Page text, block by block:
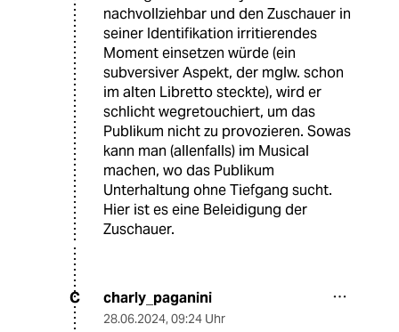
nachvollziehbar und den Zuschauer in
seiner Identifikation irritierendes
Moment einsetzen würde (ein
subversiver Aspekt, der mglw. schon
im alten Libretto steckte), wird er
schlicht wegretouchiert, um das
Publikum nicht zu provozieren. Sowas
kann man (allenfalls) im Musical
machen, wo das Publikum
Unterhaltung ohne Tiefgang sucht.
Hier ist es eine Beleidigung der
Zuschauer.
C charly_paganini
28.06.2024, 09:24 Uhr